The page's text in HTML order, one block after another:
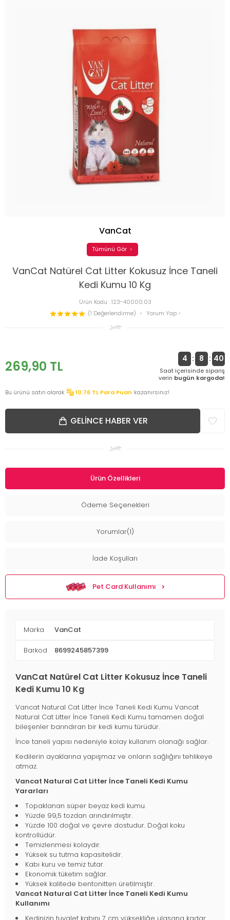
VanCat Natürel Cat Litter Kokusuz İnce Taneli
Kedi Kumu 10 Kg
Ürün Kodu :123-40000.03
(1 Değerlendirme)
Yorum Yap
VanCat
Tümünü Gör
269,90 TL 4 : 8 : 40
Saat içerisinde sipariş
verin bugün kargoda!
Bu ürünü satın alarak
10.76 TL Para Puan kazanırsınız!
GELINCE HABER VER
Ürün Özellikleri
Ödeme Seçenekleri
Yorumlar(1)
İade Koşulları
Pet Card Kullanımı
Marka VanCat
Barkod 8699245857399
VanCat Natürel Cat Litter Kokusuz İnce Taneli
Kedi Kumu 10 Kg
Vancat Natural Cat Litter İnce Taneli Kedi Kumu Vancat
Natural Cat Litter İnce Taneli Kedi Kumu tamamen doğal
bileşenler barındıran bir kedi kumu türüdür.
İnce taneli yapısı nedeniyle kolay kullanım olanağı sağlar.
Kedilerin ayaklarına yapışmaz ve onların sağlığını tehlikeye
atmaz.
Vancat Natural Cat Litter İnce Taneli Kedi Kumu
Yararları
Topaklanan süper beyaz kedi kumu.
Yüzde 99,5 tozdan arındırılmıştır.
Yüzde 100 doğal ve çevre dostudur. Doğal koku
kontrollüdür.
Temizlenmesi kolaydır.
Yüksek su tutma kapasitelidir.
Kabı kuru ve temiz tutar.
Ekonomik tüketim sağlar.
Yüksek kalitede bentonitten üretilmiştir.
Vancat Natural Cat Litter İnce Taneli Kedi Kumu
Kullanımı